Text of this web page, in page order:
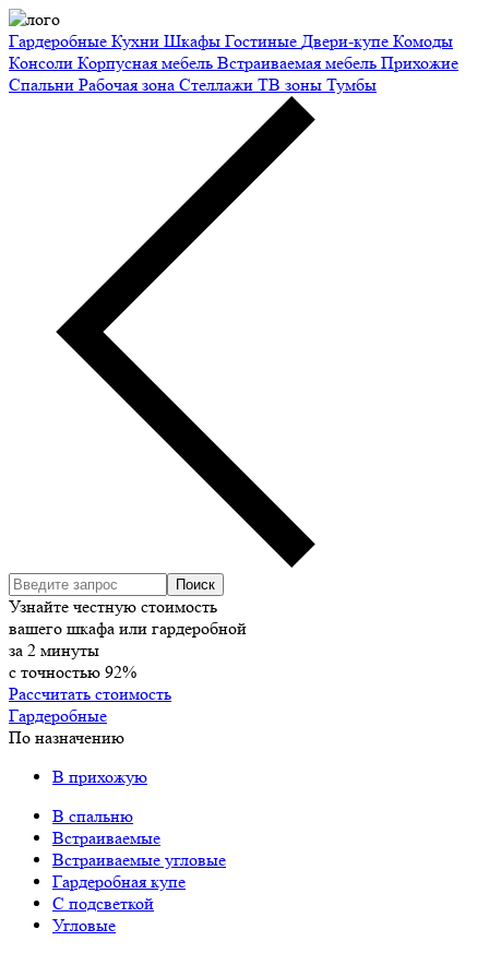
Гардеробные Кухни Шкафы Гостиные Двери-купе Комоды
Консоли Корпусная мебель Встраиваемая мебель Прихожие
Спальни Рабочая зона Стеллажи ТВ зоны Тумбы
Узнайте честную стоимость
вашего шкафа или гардеробной
за 2 минуты
с точностью 92%
Рассчитать стоимость
Гардеробные
По назначению
В прихожую
В спальню
Встраиваемые
Встраиваемые угловые
Гардеробная купе
С подсветкой
Угловые